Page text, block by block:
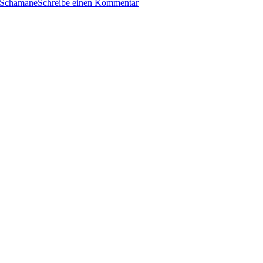
SchamaneSchreibe einen Kommentar585: